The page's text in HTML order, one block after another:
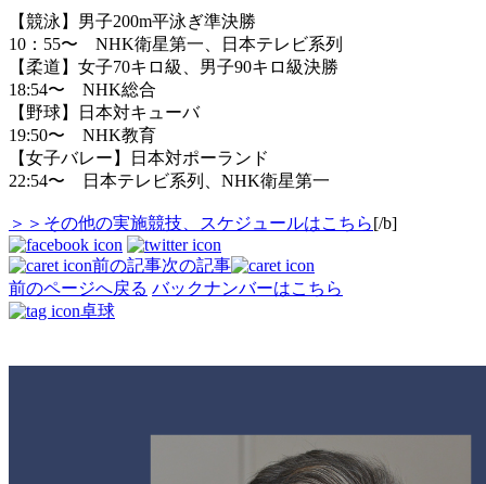
【競泳】男子200m平泳ぎ準決勝
10：55〜 NHK衛星第一、日本テレビ系列
【柔道】女子70キロ級、男子90キロ級決勝
18:54〜 NHK総合
【野球】日本対キューバ
19:50〜 NHK教育
【女子バレー】日本対ポーランド
22:54〜 日本テレビ系列、NHK衛星第一
＞＞その他の実施競技、スケジュールはこちら[/b]
前の記事次の記事
前のページへ戻る バックナンバーはこちら
卓球